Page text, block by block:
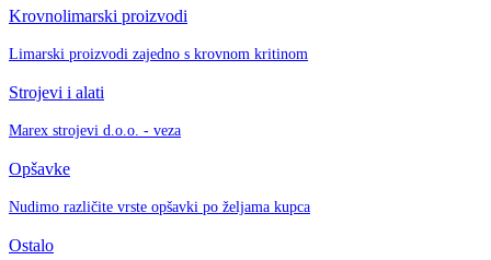
Krovnolimarski proizvodi
Limarski proizvodi zajedno s krovnom kritinom
Strojevi i alati
Marex strojevi d.o.o. - veza
Opšavke
Nudimo različite vrste opšavki po željama kupca
Ostalo